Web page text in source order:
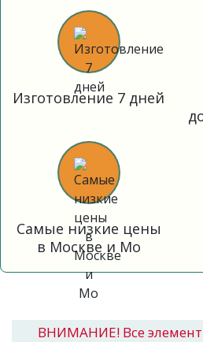
Изготовление 7 дней
Самые низкие цены
в Москве и Мо
ВНИМАНИЕ! Все